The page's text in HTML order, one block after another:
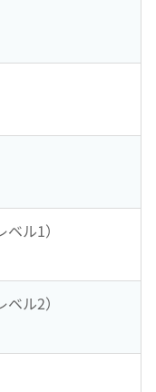
ル1）
ル2）